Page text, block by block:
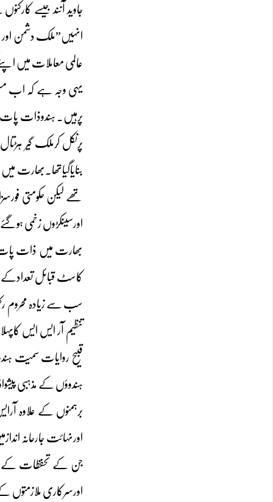
انہیں”ملک دشمن اور
عالمی معاملات میں
یہی وجہ ہے کہ اب
پرہیں۔ ہندوذات
پرنکل کرملک گیر
بنایاگیاتھا۔بھارت
تھے لیکن حکومتی
اورسینکڑوں زخمی
بھارت میں ذات پات
سب سے زیادہ محروم
تنظیم آر ایس ایس
قبیح روایات سمیت
ہندوؤں کے مذہبی
برہمنوں کے علاوہ
اورنہائت جارحانہ
جن کے تحفظات کے
اورسرکاری ملازمتوں